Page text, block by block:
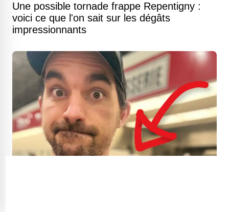
Une possible tornade frappe Repentigny :
voici ce que l'on sait sur les dégâts
impressionnants